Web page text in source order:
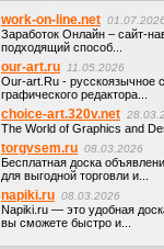
work-on-line.net 01.07.2026
Заработок Онлайн – сайт-
подходящий способ...
our-art.ru 11.05.2026
Our-art.Ru - русскоязычное
графического редактора...
choice-art.320v.net
The World of Graphics and
torgvsem.ru 08.03.2026
Бесплатная доска
для выгодной торговли и...
napiki.ru 08.03.2026
Napiki.ru — это удобная
вы сможете быстро и...